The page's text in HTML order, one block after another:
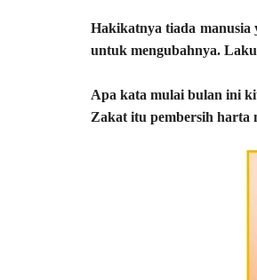
Hakikatnya tiada manusia
untuk mengubahnya.
Apa kata mulai bulan ini
Zakat itu pembersih harta